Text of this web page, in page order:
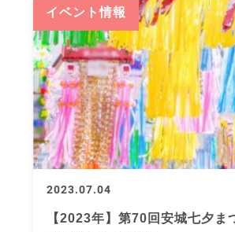
イベント情報
2023.07.04
【2023年】第70回安城七夕ま